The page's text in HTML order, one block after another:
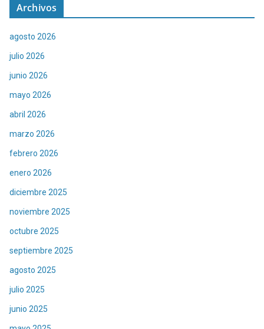
Archivos
agosto 2026
julio 2026
junio 2026
mayo 2026
abril 2026
marzo 2026
febrero 2026
enero 2026
diciembre 2025
noviembre 2025
octubre 2025
septiembre 2025
agosto 2025
julio 2025
junio 2025